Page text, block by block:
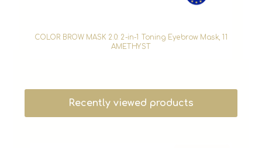
COLOR BROW MASK 2.0: 2-in-1 Toning Eyebrow Mask, 11
AMETHYST
Recently viewed products